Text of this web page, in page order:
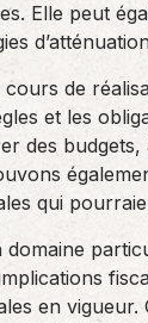
Elle peut
de
et les
des
qui
domaine
en